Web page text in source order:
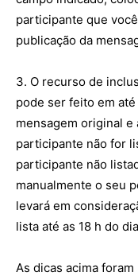
participante que
publicação da
3. O recurso de
pode ser feito em
mensagem original e
participante não for
participante não
manualmente o seu
levará em
lista até as 18 h do
As dicas acima foram